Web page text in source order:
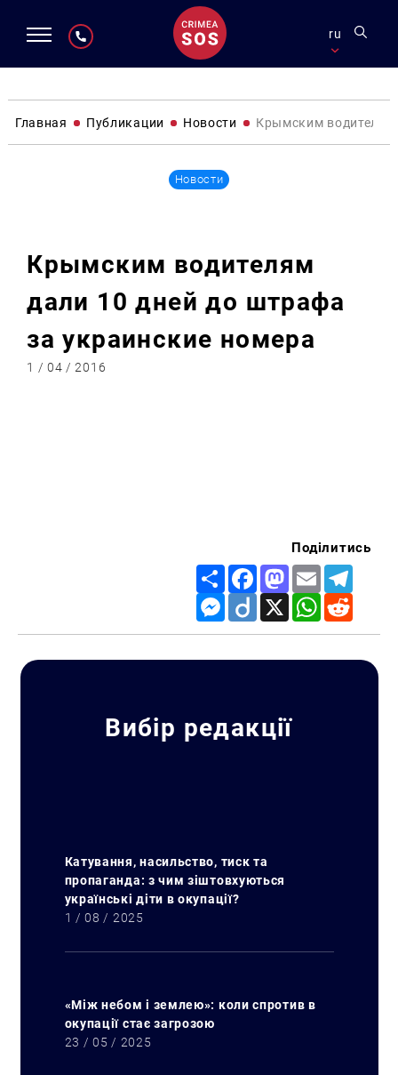
ru
Главная Публикации Новости Крымским водителям
Новости
Крымским водителям
дали 10 дней до штрафа
за украинские номера
1 / 04 / 2016
Поділитись
Share FacebookMastodon
Email
Messenger
Diigo X WhatsApp
Вибір редакції
Катування, насильство, тиск та
пропаганда: з чим зіштовхуються
українські діти в окупації?
1 / 08 / 2025
«Між небом і землею»: коли спротив в
окупації стає загрозою
23 / 05 / 2025